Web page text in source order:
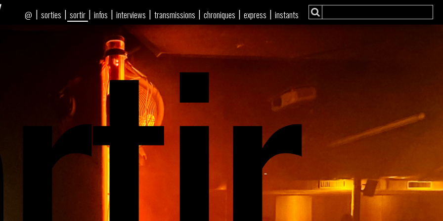
| sorties | sortir | infos | interviews | transmissions | chroniques | express | instants
@